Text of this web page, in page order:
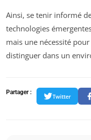
Ainsi, se tenir informé
technologies
mais une nécessité
distinguer dans un
Partager :
Twitter